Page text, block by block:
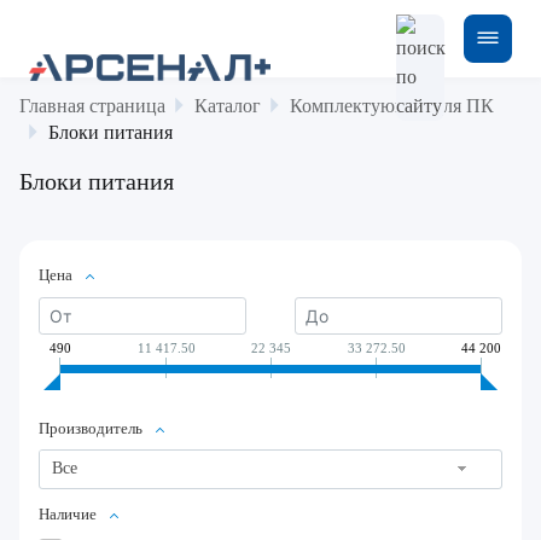
Главная страница Каталог
Комплектующие для ПК
Блоки питания
Блоки питания
Цена
490 11 417.50 22 345 33 272.50 44 200
Производитель
Все
Наличие